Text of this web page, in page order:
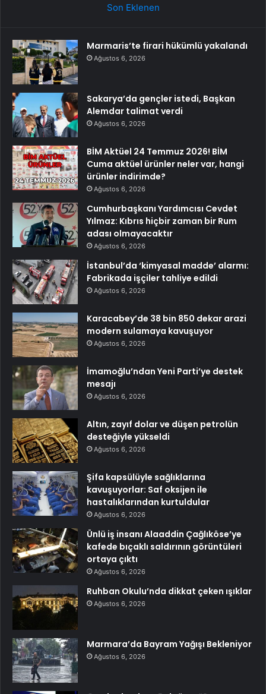
Son Eklenen
Marmaris’te firari hükümlü yakalandı
Ağustos 6, 2026
Sakarya’da gençler istedi, Başkan
Alemdar talimat verdi
Ağustos 6, 2026
BİM Aktüel 24 Temmuz 2026! BİM
Cuma aktüel ürünler neler var, hangi
ürünler indirimde?
Ağustos 6, 2026
Cumhurbaşkanı Yardımcısı Cevdet
Yılmaz: Kıbrıs hiçbir zaman bir Rum
adası olmayacaktır
Ağustos 6, 2026
İstanbul’da ‘kimyasal madde’ alarmı:
Fabrikada işçiler tahliye edildi
Ağustos 6, 2026
Karacabey’de 38 bin 850 dekar arazi
modern sulamaya kavuşuyor
Ağustos 6, 2026
İmamoğlu’ndan Yeni Parti’ye destek
mesajı
Ağustos 6, 2026
Altın, zayıf dolar ve düşen petrolün
desteğiyle yükseldi
Ağustos 6, 2026
Şifa kapsülüyle sağlıklarına
kavuşuyorlar: Saf oksijen ile
hastalıklarından kurtuldular
Ağustos 6, 2026
Ünlü iş insanı Alaaddin Çağlıköse’ye
kafede bıçaklı saldırının görüntüleri
ortaya çıktı
Ağustos 6, 2026
Ruhban Okulu’nda dikkat çeken ışıklar
Ağustos 6, 2026
Marmara’da Bayram Yağışı Bekleniyor
Ağustos 6, 2026